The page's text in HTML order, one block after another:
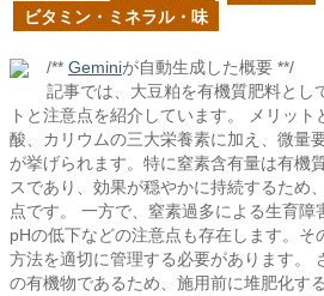
ビタミン・ミネラル・味
/** Geminiが自動生成した概要 **/
記事では、大豆粕を有機質肥料とし
トと注意点を紹介しています。 メリット
酸、カリウムの三大栄養素に加え、微量
が挙げられます。特に窒素含有量は有機
スであり、効果が穏やかに持続するため
点です。 一方で、窒素過多による生育障
pHの低下などの注意点も存在します。そ
方法を適切に管理する必要があります。
の有機物であるため、施用前に堆肥化す